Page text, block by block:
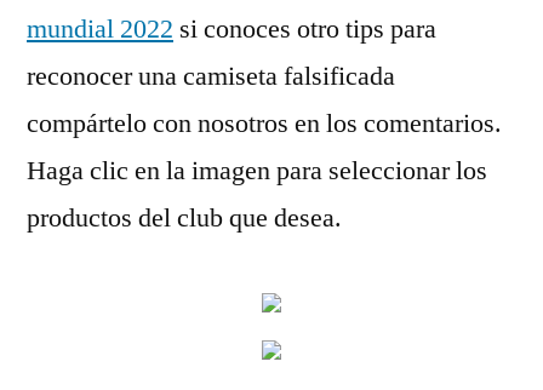
mundial 2022 si conoces otro tips para
reconocer una camiseta falsificada
compártelo con nosotros en los comentarios.
Haga clic en la imagen para seleccionar los
productos del club que desea.